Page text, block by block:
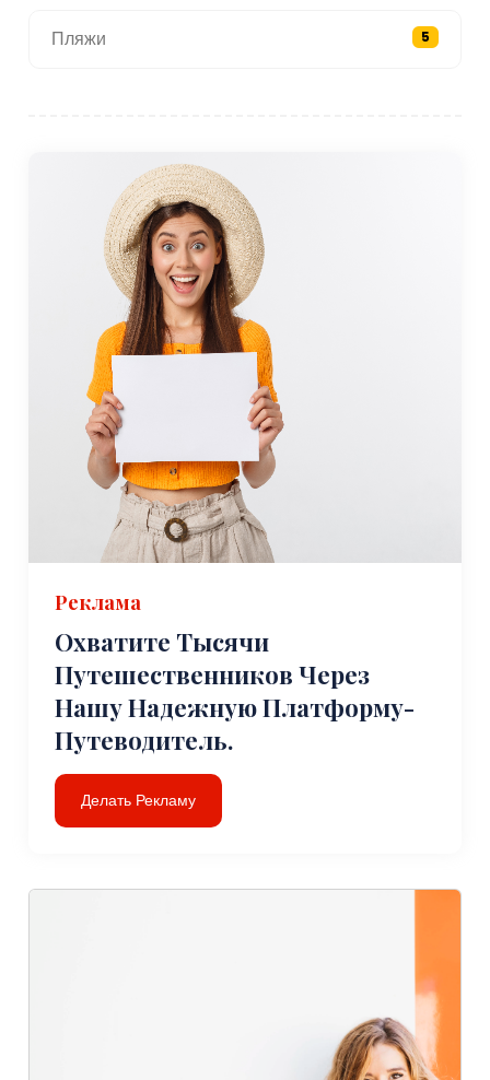
Пляжи 5
Реклама
Охватите Тысячи
Путешественников Через
Нашу Надежную Платформу-
Путеводитель.
Делать Рекламу